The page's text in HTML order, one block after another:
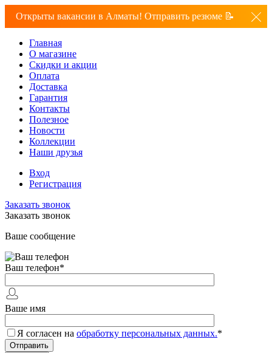
Открыты вакансии в Алматы! Отправить резюме 📝
Главная
О магазине
Скидки и акции
Оплата
Доставка
Гарантия
Контакты
Полезное
Новости
Коллекции
Наши друзья
Вход
Регистрация
Заказать звонок
Заказать звонок
Ваше сообщение
Ваш телефон*
Ваше имя
Я согласен на обработку персональных данных.*